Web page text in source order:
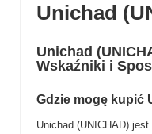
Unichad
Unichad
Wskaźniki i
Gdzie mogę kupić
Unichad (UNICHAD)